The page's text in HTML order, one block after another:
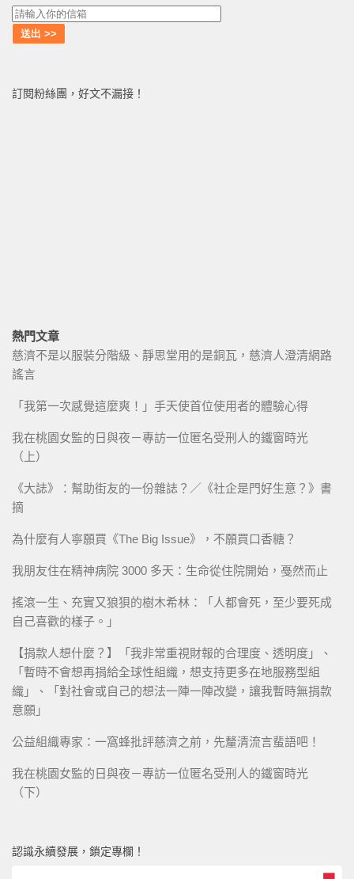
訂閱粉絲團，好文不漏接！
熱門文章
慈濟不是以服裝分階級、靜思堂用的是銅瓦，慈濟人澄清網路
謠言
「我第一次感覺這麼爽！」手天使首位使用者的體驗心得
我在桃園女監的日與夜－專訪一位匿名受刑人的鐵窗時光
（上）
《大誌》：幫助街友的一份雜誌？／《社企是門好生意？》書
摘
為什麼有人寧願買《The Big Issue》，不願買口香糖？
我朋友住在精神病院 3000 多天：生命從住院開始，戞然而止
搖滾一生、充實又狼狽的樹木希林：「人都會死，至少要死成
自己喜歡的樣子。」
【捐款人想什麼？】「我非常重視財報的合理度、透明度」、
「暫時不會想再捐給全球性組織，想支持更多在地服務型組
織」、「對社會或自己的想法一陣一陣改變，讓我暫時無捐款
意願」
公益組織專家：一窩蜂批評慈濟之前，先釐清流言蜚語吧！
我在桃園女監的日與夜－專訪一位匿名受刑人的鐵窗時光
（下）
認識永續發展，鎖定專欄！